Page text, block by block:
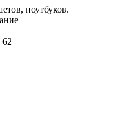
ноутбуков.
62